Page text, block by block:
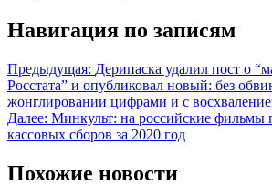
Навигация по записям
Предыдущая: Дерипаска удалил пост о
Росстата” и опубликовал новый: без
жонглировании цифрами и с
Далее: Минкульт: на российские фильмы
кассовых сборов за 2020 год
Похожие новости